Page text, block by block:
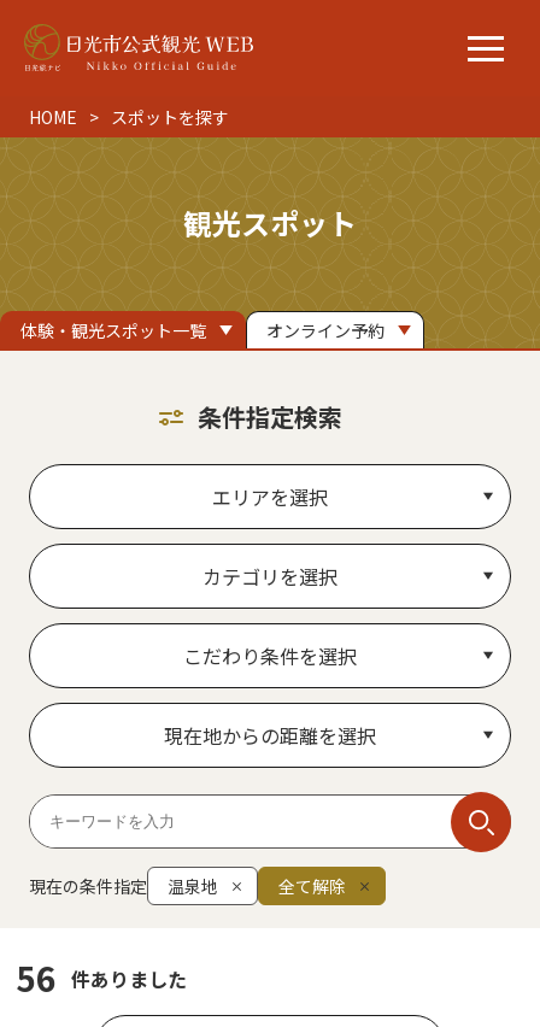
HOME スポットを探す
観光スポット
体験・観光スポット一覧 オンライン予約
条件指定検索
エリアを選択
カテゴリを選択
こだわり条件を選択
現在地からの距離を選択
現在の条件指定 温泉地 全て解除
56 件ありました